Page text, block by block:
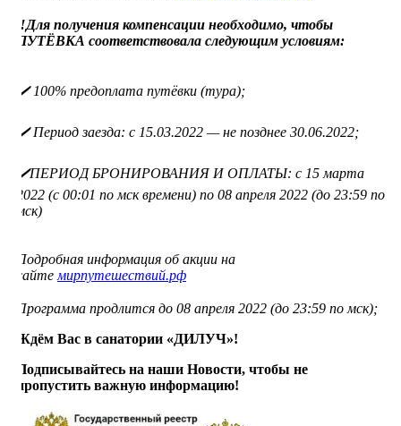
‼️Для получения компенсации необходимо, чтобы
ПУТЁВКА соответствовала следующим условиям:
✔️ 100% предоплата путёвки (тура);
✔️ Период заезда: с 15.03.2022 — не позднее 30.06.2022;
✔️ПЕРИОД БРОНИРОВАНИЯ И ОПЛАТЫ: с 15 марта
2022 (с 00:01 по мск времени) по 08 апреля 2022 (до 23:59 по
мск)
Подробная информация об акции на
сайте мирпутешествий.рф
Программа продлится до 08 апреля 2022 (до 23:59 по мск);
Ждём Вас в санатории «ДИЛУЧ»!
Подписывайтесь на наши Новости, чтобы не
пропустить важную информацию!